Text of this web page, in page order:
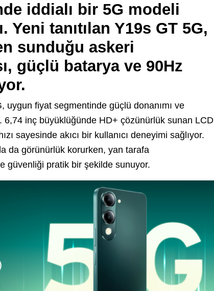
iddialı bir 5G modeli
Yeni tanıtılan Y19s GT 5G,
sunduğu askeri
güçlü batarya ve 90Hz
uygun fiyat segmentinde güçlü donanımı ve
6,74 inç büyüklüğünde HD+ çözünürlük sunan LCD
sayesinde akıcı bir kullanıcı deneyimi sağlıyor.
da görünürlük korurken, yan tarafa
güvenliği pratik bir şekilde sunuyor.